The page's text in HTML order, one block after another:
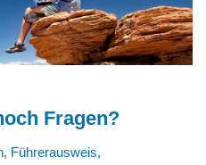
Fragen?
Führerausweis,